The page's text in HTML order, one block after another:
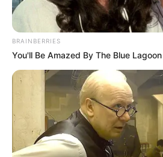
BRAINBERRIES
You'll Be Amazed By The Blue